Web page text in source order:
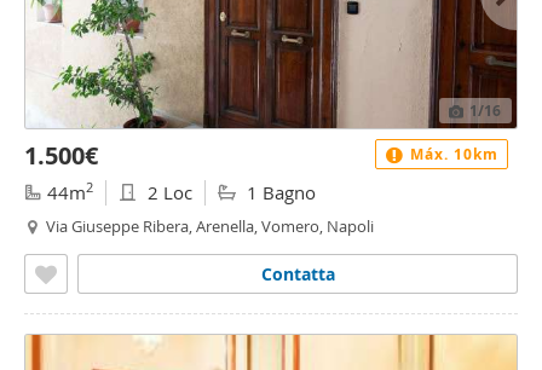
1/16
1.500€
44m2 2 Loc 1 Bagno
Via Giuseppe Ribera, Arenella, Vomero, Napoli
Contatta
Máx. 10km